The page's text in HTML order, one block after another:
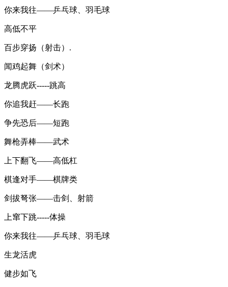
你来我往——乒乓球、羽毛球
高低不平
百步穿扬（射击）.
闻鸡起舞（剑术）
龙腾虎跃-----跳高
你追我赶——长跑
争先恐后——短跑
舞枪弄棒——武术
上下翻飞——高低杠
棋逢对手——棋牌类
剑拔弩张——击剑、射箭
上窜下跳-----体操
你来我往——乒乓球、羽毛球
生龙活虎
健步如飞